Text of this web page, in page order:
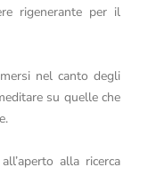
rigenerante per il
nel canto degli
su quelle che
alla ricerca